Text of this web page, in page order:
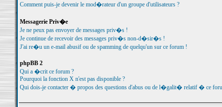
Comment puis-je devenir le mod�rateur d'un groupe d'utilisateurs ?
Messagerie Priv�e
Je ne peux pas envoyer de messages priv�s !
Je continue de recevoir des messages priv�s non-d�sir�s !
J'ai re�u un e-mail abusif ou de spamming de quelqu'un sur ce forum !
phpBB 2
Qui a �crit ce forum ?
Pourquoi la fonction X n'est pas disponible ?
Qui dois-je contacter � propos des questions d'abus ou de l�galit� relatif � ce